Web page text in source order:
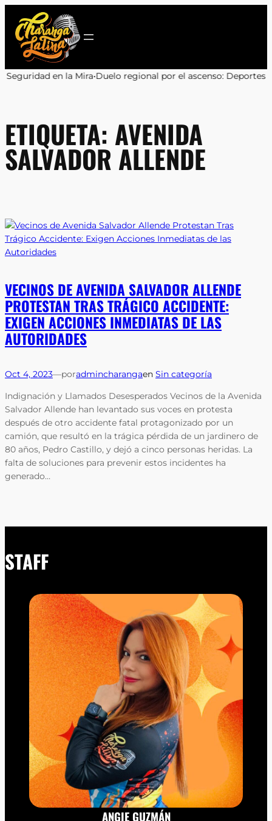
contenido
la Mira•Duelo regional por el ascenso: Deportes Antofagasta
ETIQUETA: AVENIDA
SALVADOR ALLENDE
VECINOS DE AVENIDA SALVADOR ALLENDE
PROTESTAN TRAS TRÁGICO ACCIDENTE:
EXIGEN ACCIONES INMEDIATAS DE LAS
AUTORIDADES
Oct 4, 2023—poradmincharangaen Sin categoría
Indignación y Llamados Desesperados Vecinos de la Avenida
Salvador Allende han levantado sus voces en protesta
después de otro accidente fatal protagonizado por un
camión, que resultó en la trágica pérdida de un jardinero de
80 años, Pedro Castillo, y dejó a cinco personas heridas. La
falta de soluciones para prevenir estos incidentes ha
generado…
STAFF
ANGIE GUZMÁN